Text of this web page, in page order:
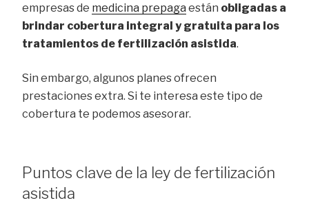
empresas de medicina prepaga están obligadas a
brindar cobertura integral y gratuita para los
tratamientos de fertilización asistida.
Sin embargo, algunos planes ofrecen
prestaciones extra. Si te interesa este tipo de
cobertura te podemos asesorar.
Puntos clave de la ley de fertilización
asistida